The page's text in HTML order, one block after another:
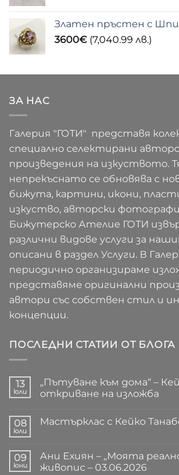
Златен пръстен с
3600€ (7,040.99 лв.)
ЗА НАС
Галерия "ГОТИ" представя
специално селектирани
произведения на изкуството.
непрекъснато се обновява с
бижута, картини, икони,
изкуство, авторски
Бижутерско Ателие ГОТИ
различни видове услуги за
описани в раздел Услуги. В
периодично организираме
представяме оригинални
автори със собствен стил и
концепции.
ПОСЛЕДНИ СТАТИИ ОТ БЛОГА
13
юли
„Пътуване към дома“ –
откриване на изложба
за
„Пътуване
Кейко
Танабе
08
юли
Мастърклас с Кейко
Мастърклас
с
Кейко
09
юни
Ани Ехиян – „Моята
живопис – 03.06.2026